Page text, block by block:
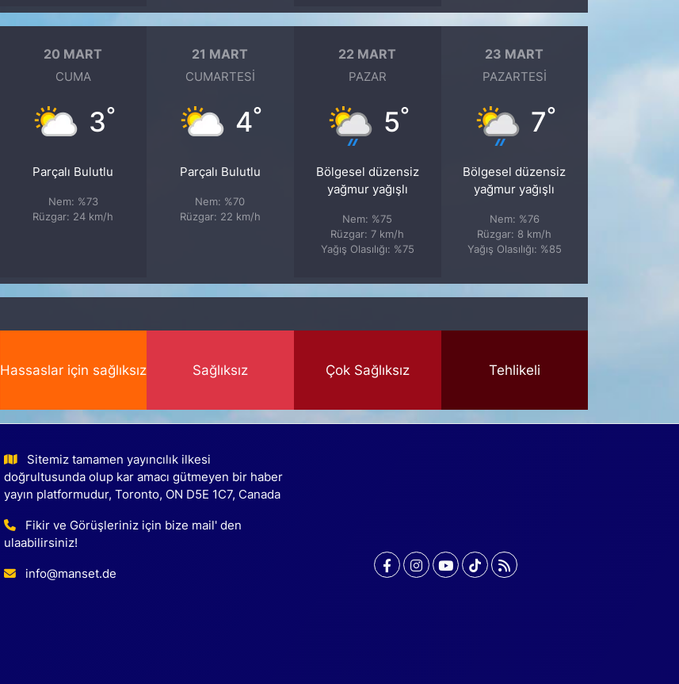
20 MART
CUMA
3°
Parçalı Bulutlu
Nem: %73
Rüzgar: 24 km/h
21 MART
CUMARTESI
4°
Parçalı Bulutlu
Nem: %70
Rüzgar: 22 km/h
22 MART
PAZAR
5°
Bölgesel düzensiz
yağmur yağışlı
Nem: %75
Rüzgar: 7 km/h
Yağış Olasılığı: %75
23 MART
PAZARTESI
7°
Bölgesel düzensiz
yağmur yağışlı
Nem: %76
Rüzgar: 8 km/h
Yağış Olasılığı: %85
Hassaslar için sağlıksız Sağlıksız Çok Sağlıksız Tehlikeli
Sitemiz tamamen yayıncılık ilkesi
doğrultusunda olup kar amacı gütmeyen bir haber
yayın platformudur, Toronto, ON D5E 1C7, Canada
Fikir ve Görüşleriniz için bize mail' den
ulaabilirsiniz!
info@manset.de